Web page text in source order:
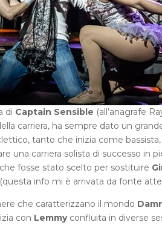
di Captain Sensible (all’anagrafe
carriera, ha sempre dato un
tanto che inizia come
una carriera solista di successo in
fosse stato scelto per sostituire
info mi è arrivata da fonte
che caratterizzano il mondo
con Lemmyconfluita in diverse